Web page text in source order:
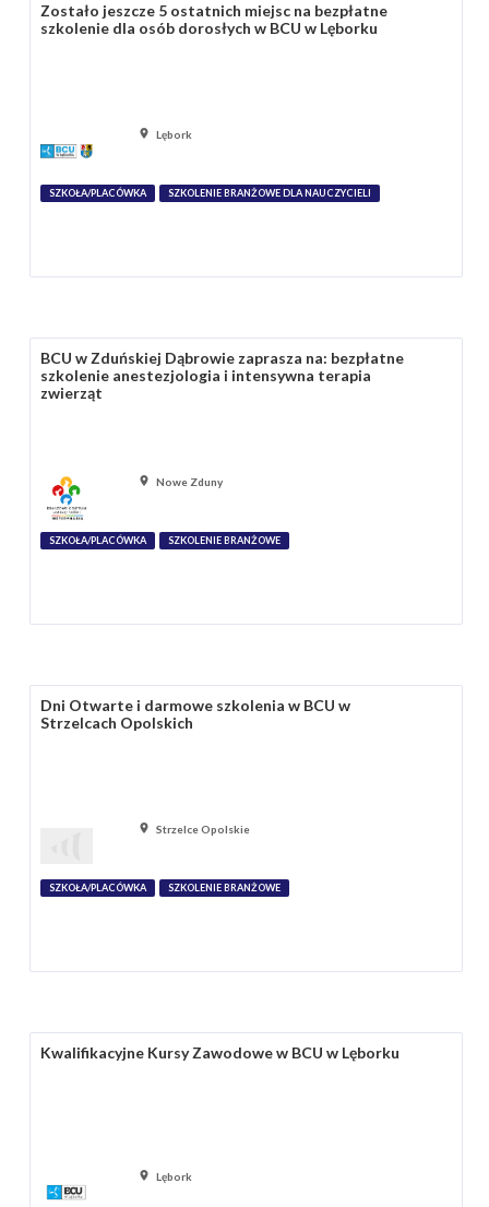
Zostało jeszcze 5 ostatnich miejsc na bezpłatne
szkolenie dla osób dorosłych w BCU w Lęborku
Lębork
SZKOŁA/PLACÓWKA SZKOLENIE BRANŻOWE DLA NAUCZYCIELI
BCU w Zduńskiej Dąbrowie zaprasza na: bezpłatne
szkolenie anestezjologia i intensywna terapia
zwierząt
Nowe Zduny
SZKOŁA/PLACÓWKA SZKOLENIE BRANŻOWE
Dni Otwarte i darmowe szkolenia w BCU w
Strzelcach Opolskich
Strzelce Opolskie
SZKOŁA/PLACÓWKA SZKOLENIE BRANŻOWE
Kwalifikacyjne Kursy Zawodowe w BCU w Lęborku
Lębork